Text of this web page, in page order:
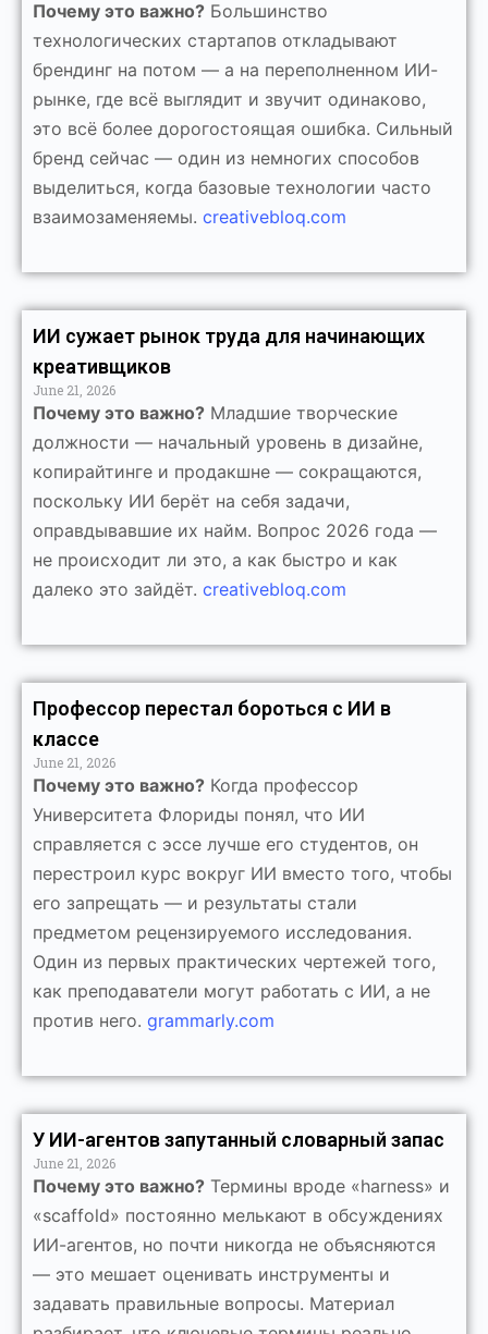
Почему это важно? Большинство
технологических стартапов откладывают
брендинг на потом — а на переполненном ИИ-
рынке, где всё выглядит и звучит одинаково,
это всё более дорогостоящая ошибка. Сильный
бренд сейчас — один из немногих способов
выделиться, когда базовые технологии часто
взаимозаменяемы. creativebloq.com
ИИ сужает рынок труда для начинающих
креативщиков
June 21, 2026
Почему это важно? Младшие творческие
должности — начальный уровень в дизайне,
копирайтинге и продакшне — сокращаются,
поскольку ИИ берёт на себя задачи,
оправдывавшие их найм. Вопрос 2026 года —
не происходит ли это, а как быстро и как
далеко это зайдёт. creativebloq.com
Профессор перестал бороться с ИИ в
классе
June 21, 2026
Почему это важно? Когда профессор
Университета Флориды понял, что ИИ
справляется с эссе лучше его студентов, он
перестроил курс вокруг ИИ вместо того, чтобы
его запрещать — и результаты стали
предметом рецензируемого исследования.
Один из первых практических чертежей того,
как преподаватели могут работать с ИИ, а не
против него. grammarly.com
У ИИ-агентов запутанный словарный запас
June 21, 2026
Почему это важно? Термины вроде «harness» и
«scaffold» постоянно мелькают в обсуждениях
ИИ-агентов, но почти никогда не объясняются
— это мешает оценивать инструменты и
задавать правильные вопросы. Материал